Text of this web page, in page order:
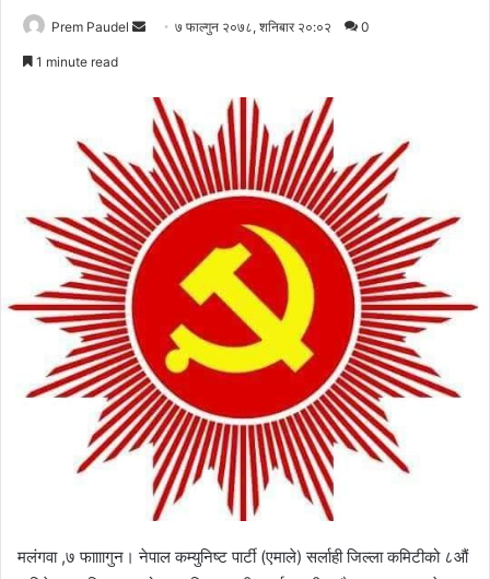
Prem Paudel
Send७ फाल्गुन २०७८, शनिबार २०:०२ 0
1 minute read
मलंगवा ,७ फाााागुन। नेपाल कम्युनिष्ट पार्टी (एमाले) सर्लाही जिल्ला कमिटीको ८औं